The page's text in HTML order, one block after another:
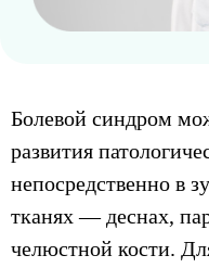
Болевой синдром
развития
непосредственно в
тканях — деснах,
челюстной кости.